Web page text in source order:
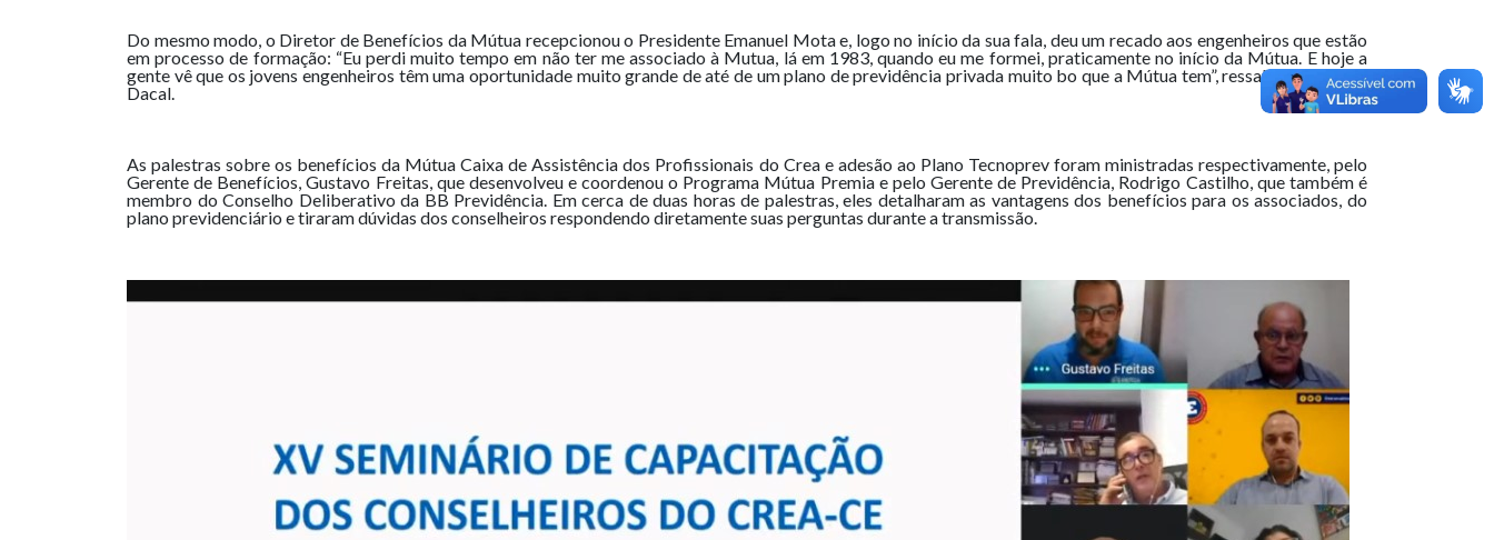
Do mesmo modo, o Diretor de Benefícios da Mútua recepcionou o Presidente Emanuel Mota e, logo no início da sua fala, deu um recado aos engenheiros que estão
em processo de formação: “Eu perdi muito tempo em não ter me associado à Mutua, lá em 1983, quando eu me formei, praticamente no início da Mútua. E hoje a
gente vê que os jovens engenheiros têm uma oportunidade muito grande de até de um plano de previdência privada muito bo que a Mútua tem”, ressaltou Fernando
Dacal.
As palestras sobre os benefícios da Mútua Caixa de Assistência dos Profissionais do Crea e adesão ao Plano Tecnoprev foram ministradas respectivamente, pelo
Gerente de Benefícios, Gustavo Freitas, que desenvolveu e coordenou o Programa Mútua Premia e pelo Gerente de Previdência, Rodrigo Castilho, que também é
membro do Conselho Deliberativo da BB Previdência. Em cerca de duas horas de palestras, eles detalharam as vantagens dos benefícios para os associados, do
plano previdenciário e tiraram dúvidas dos conselheiros respondendo diretamente suas perguntas durante a transmissão.